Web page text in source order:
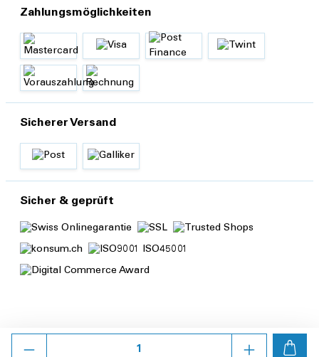
Zahlungsmöglichkeiten
Sicherer Versand
Sicher & geprüft